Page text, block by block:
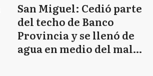
San Miguel: Cedió parte
del techo de Banco
Provincia y se llenó de
agua en medio del mal